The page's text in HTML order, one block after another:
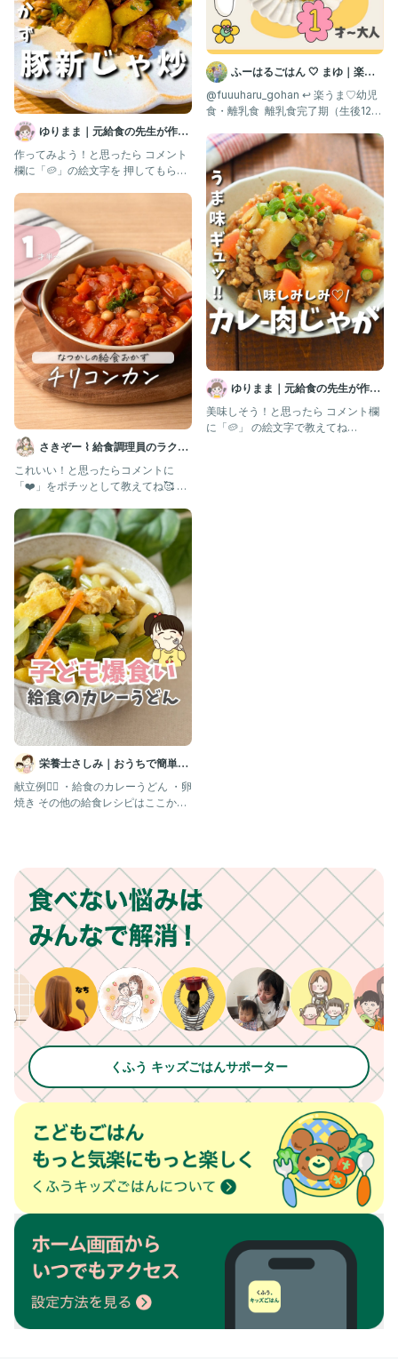
いいねやコメントもらえるととても嬉しいです🥺
保存でまた見返せるよ！
みなさんの参考になりますように💛
#幼児食#保育園給食#幼児食レシピ#子どもごはん#幼児食メニュ
ー#給食メニュー#給食レシピ#偏食#給食レシピ再現#偏食むすこ
#偏食むすめ#カレー嫌い#カレー苦手#カレー味#カレー肉じゃが
#肉じゃがレシピ
ゆりまま｜元給食の先生が作る
子ども喜ぶレシピ🧑🏻‍🍳
作ってみよう！と思ったら コメント
欄に「🥔」の絵文字を 押してもらえ
さきぞー ⌇ 給食調理員のラクう
ま幼児食
これいい！と思ったらコメントに
「❤️」をポチッとして教えてね🥰 ⁡
栄養士さしみ｜おうちで簡単給
食レシピ
献立例👇🏻 ・給食のカレーうどん ・卵
焼き その他の給食レシピはここから
ふーはるごはん 🤍 まゆ｜楽し
て美味しい離乳食・幼児食
@fuuuharu_gohan ↩︎ 楽うま♡幼児
食・離乳食 ⁡ 離乳食完了期（生後12ヶ
ゆりまま｜元給食の先生が作る
子ども喜ぶレシピ🧑🏻‍🍳
美味しそう！と思ったら コメント欄
に「🥔」 の絵文字で教えてね🧑🏻‍🍳
くふう キッズごはんサポーター